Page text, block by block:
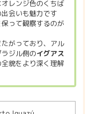
レンジ色のくちば
会いも魅力です
って観察するのが
がっており、アル
ラジル側のイグアス
貌をより深く理解